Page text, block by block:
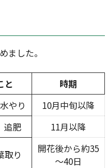
ました。
と
時期
やり
10月中旬以降
追肥 11月以降
取り
開花後から約35
～40日